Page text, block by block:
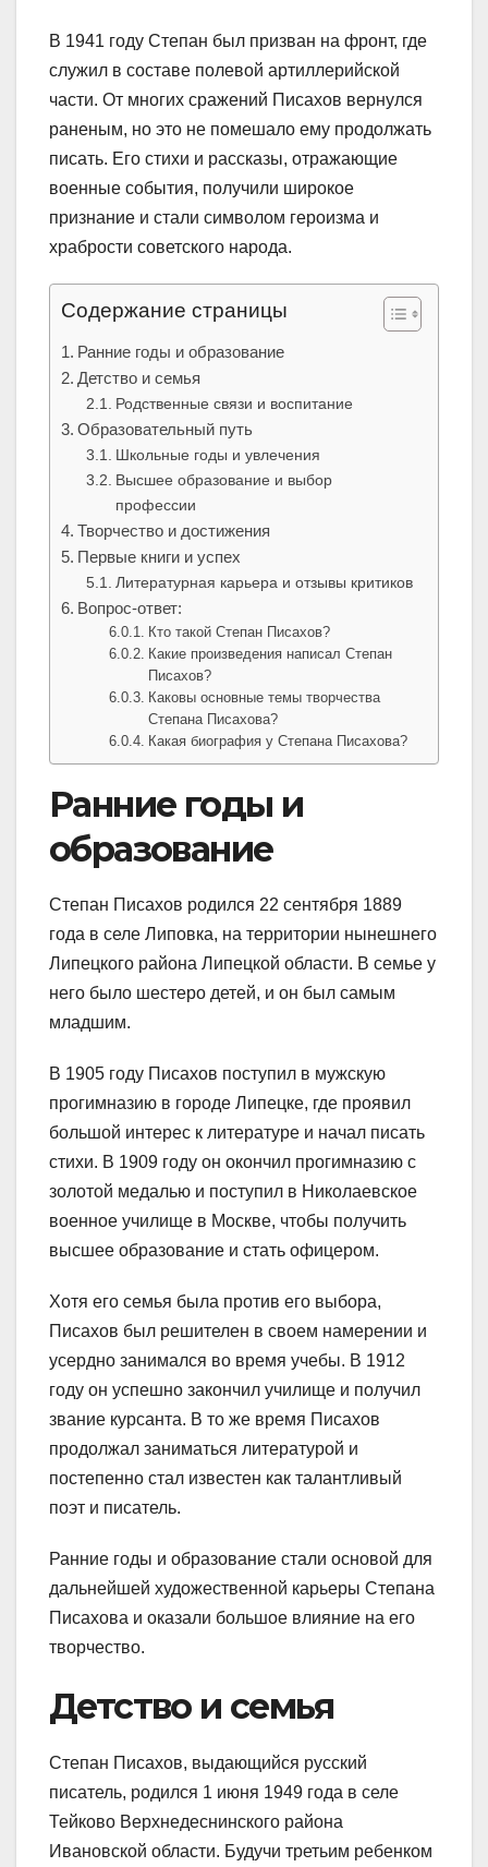
В 1941 году Степан был призван на фронт, где
служил в составе полевой артиллерийской
части. От многих сражений Писахов вернулся
раненым, но это не помешало ему продолжать
писать. Его стихи и рассказы, отражающие
военные события, получили широкое
признание и стали символом героизма и
храбрости советского народа.
Содержание страницы
Ранние годы и образование
Детство и семья
Родственные связи и воспитание
Образовательный путь
Школьные годы и увлечения
Высшее образование и выбор
профессии
Творчество и достижения
Первые книги и успех
Литературная карьера и отзывы критиков
Вопрос-ответ:
Кто такой Степан Писахов?
Какие произведения написал Степан
Писахов?
Каковы основные темы творчества
Степана Писахова?
Какая биография у Степана Писахова?
Ранние годы и
образование
Степан Писахов родился 22 сентября 1889
года в селе Липовка, на территории нынешнего
Липецкого района Липецкой области. В семье у
него было шестеро детей, и он был самым
младшим.
В 1905 году Писахов поступил в мужскую
прогимназию в городе Липецке, где проявил
большой интерес к литературе и начал писать
стихи. В 1909 году он окончил прогимназию с
золотой медалью и поступил в Николаевское
военное училище в Москве, чтобы получить
высшее образование и стать офицером.
Хотя его семья была против его выбора,
Писахов был решителен в своем намерении и
усердно занимался во время учебы. В 1912
году он успешно закончил училище и получил
звание курсанта. В то же время Писахов
продолжал заниматься литературой и
постепенно стал известен как талантливый
поэт и писатель.
Ранние годы и образование стали основой для
дальнейшей художественной карьеры Степана
Писахова и оказали большое влияние на его
творчество.
Детство и семья
Степан Писахов, выдающийся русский
писатель, родился 1 июня 1949 года в селе
Тейково Верхнедеснинского района
Ивановской области. Будучи третьим ребенком